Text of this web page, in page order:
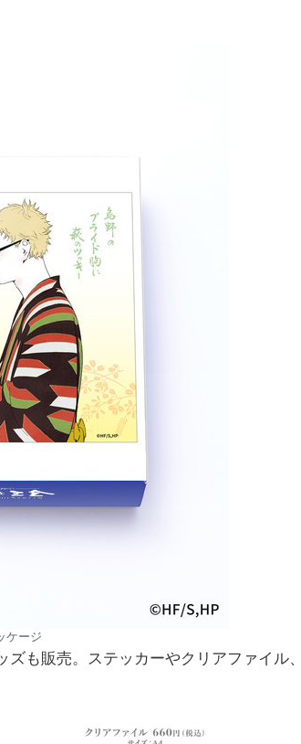
ケージ
も販売。ステッカーやクリアファイル、